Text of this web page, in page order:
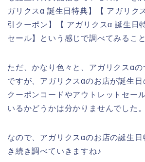
ガリクスα 誕生日特典】【 アガリク
引クーポン】【 アガリクスα 誕生日
セール】という感じで調べてみるこ
ただ、かなり色々と、アガリクスα
ですが、アガリクスαのお店が誕生
クーポンコードやアウトレットセー
いるかどうかは分かりませんでした。
なので、アガリクスαのお店の誕生日
き続き調べていきますね♪